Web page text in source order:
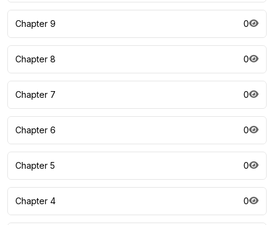
Chapter 9 0
Chapter 8 0
Chapter 7 0
Chapter 6 0
Chapter 5 0
Chapter 4 0